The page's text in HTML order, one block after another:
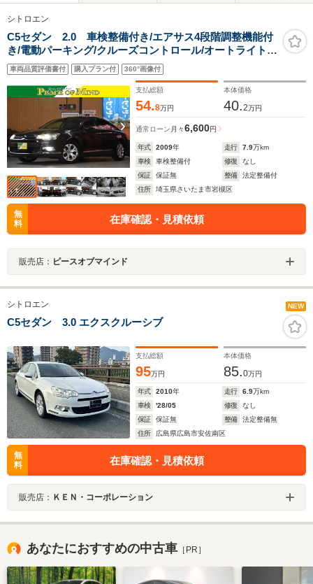
シトロエン
C5セダン 2.0 車検整備付き/エアサス4段階調整機能付
き/電動パーキング/クルーズコントロール/オートライト/
マニュアルモード/キーレス/前後コーナーセンサー/純正
17AW6分山/革巻きハンドル/ウインカーミラー/オールオ
ートP/W/AAC
車両品質評価書付 購入プラン付 360°画像付
支払総額
54.8万円
本体価格
40.2万円
通常ローン 月々6,600円
年式 2009年 走行 7.9万km
車検
車検整備付 修復
なし
保証
保証無 整備
法定整備付
住所
埼玉県さいたま市岩槻区
無
料
在庫確認・見積依頼
販売店： ピースオブマインド
シトロエン NEW
C5セダン 3.0 エクスクルーシブ
支払総額
95万円
本体価格
85.0万円
年式 2010年 走行 6.9万km
車検
'28/05 修復
なし
保証
保証無 整備
法定整備無
住所
広島県広島市安佐南区
無
料
在庫確認・見積依頼
販売店： ＫＥＮ・コーポレーション
あなたにおすすめの中古車 ［PR］